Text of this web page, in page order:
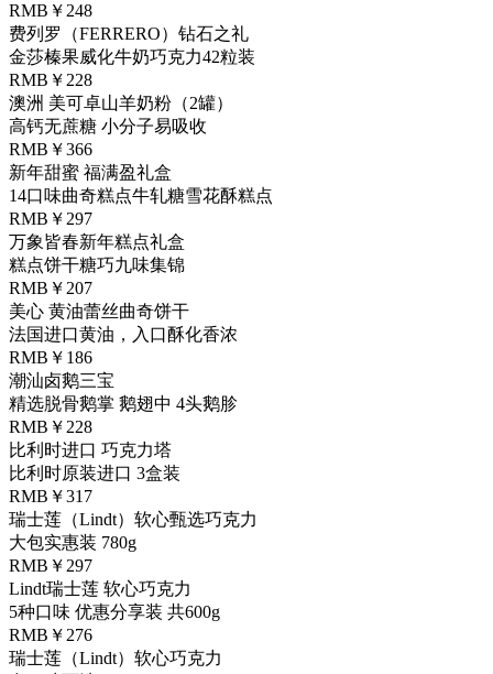
RMB￥248
费列罗（FERRERO）钻石之礼
金莎榛果威化牛奶巧克力42粒装
RMB￥228
澳洲 美可卓山羊奶粉（2罐）
高钙无蔗糖 小分子易吸收
RMB￥366
新年甜蜜 福满盈礼盒
14口味曲奇糕点牛轧糖雪花酥糕点
RMB￥297
万象皆春新年糕点礼盒
糕点饼干糖巧九味集锦
RMB￥207
美心 黄油蕾丝曲奇饼干
法国进口黄油，入口酥化香浓
RMB￥186
潮汕卤鹅三宝
精选脱骨鹅掌 鹅翅中 4头鹅胗
RMB￥228
比利时进口 巧克力塔
比利时原装进口 3盒装
RMB￥317
瑞士莲（Lindt）软心甄选巧克力
大包实惠装 780g
RMB￥297
Lindt瑞士莲 软心巧克力
5种口味 优惠分享装 共600g
RMB￥276
瑞士莲（Lindt）软心巧克力